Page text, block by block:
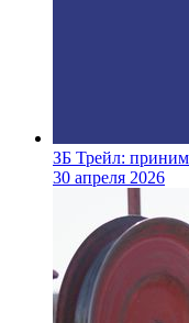
ЗБ Трейл:
30 апреля 2026